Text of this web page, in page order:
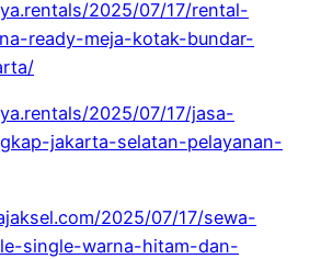
2025/07/17/rental-
ready-meja-kotak-bundar-
2025/07/17/jasa-
jakarta-selatan-pelayanan-
2025/07/17/sewa-
single-warna-hitam-dan-